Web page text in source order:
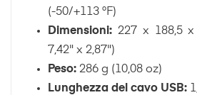
(-50/+113 °F)
Dimensioni: 227 x 188,5
7,42" x 2,87")
Peso:286 g (10,08 oz)
Lunghezza del cavo USB: